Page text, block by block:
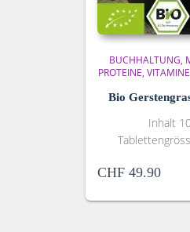
BUCHHALTUNG
PROTEINE,
Bio
Inhalt
CHF 49.90